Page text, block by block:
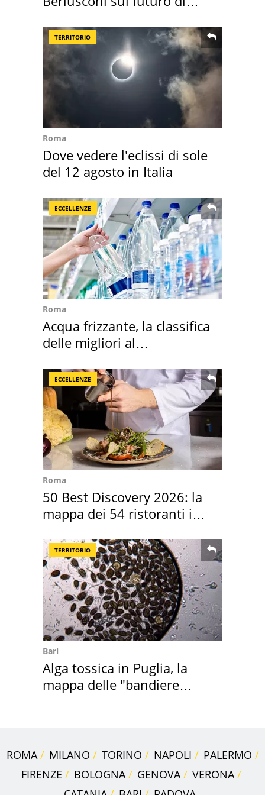
TERRITORIO
Roma
Dove vedere l'eclissi di sole
del 12 agosto in Italia
ECCELLENZE
Roma
Acqua frizzante, la classifica
delle migliori al
ECCELLENZE
Roma
50 Best Discovery 2026: la
mappa dei 54 ristoranti in
TERRITORIO
Bari
Alga tossica in Puglia, la
mappa delle "bandiere
ROMA MILANO TORINO NAPOLI
PALERMO
FIRENZE
BOLOGNA GENOVA
VERONA